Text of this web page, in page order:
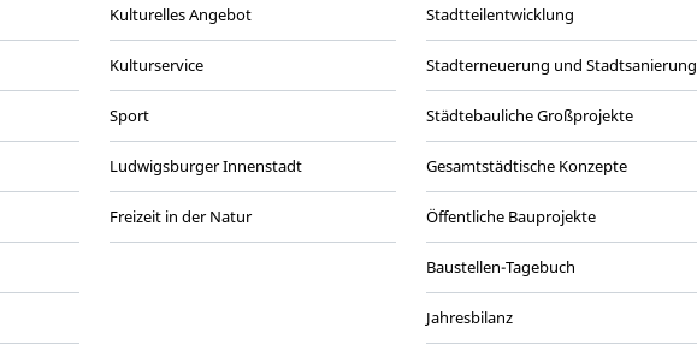
Kulturelles Angebot
Kulturservice
Sport
Ludwigsburger Innenstadt
Freizeit in der Natur
Stadtteilentwicklung
Stadterneuerung und Stadtsanierung
Städtebauliche Großprojekte
Gesamtstädtische Konzepte
Öffentliche Bauprojekte
Baustellen-Tagebuch
Jahresbilanz